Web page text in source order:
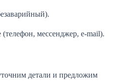
мессенджер, e-mail).
детали и предложим